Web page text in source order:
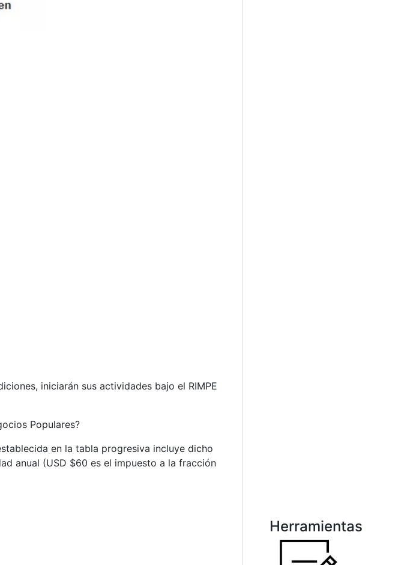
iniciarán sus actividades bajo el RIMPE
Populares?
en la tabla progresiva incluye dicho
anual (USD $60 es el impuesto a la fracción
Herramientas